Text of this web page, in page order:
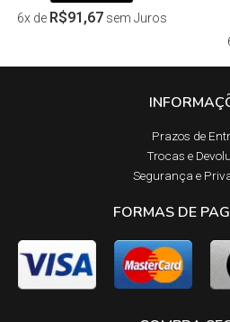
6x de R$91,67 sem Juros
Prazos de
Trocas e
Segurança e
FORMAS DE